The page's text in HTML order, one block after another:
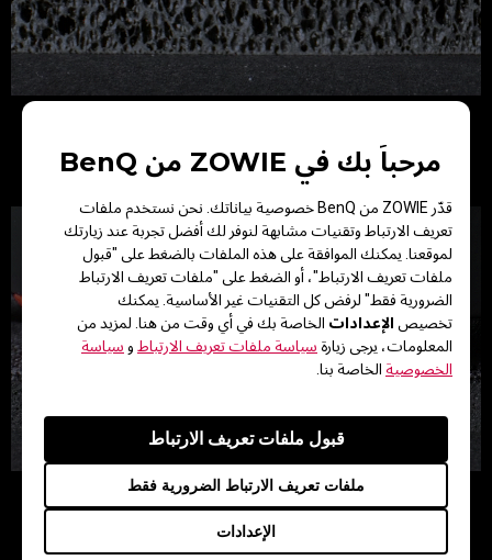
مرحباً بك في ZOWIE من BenQ
قدّر ZOWIE من BenQ خصوصية بياناتك. نحن نستخدم ملفات
تعريف الارتباط وتقنيات مشابهة لنوفر لك أفضل تجربة عند زيارتك
لموقعنا. يمكنك الموافقة على هذه الملفات بالضغط على "قبول
ملفات تعريف الارتباط"، أو الضغط على "ملفات تعريف الارتباط
الضرورية فقط" لرفض كل التقنيات غير الأساسية. يمكنك
تخصيص الإعدادات الخاصة بك في أي وقت من هنا. لمزيد من
المعلومات، يرجى زيارة سياسة ملفات تعريف الارتباط و سياسة
الخصوصية الخاصة بنا.
الإعدادات
ملفات تعريف الارتباط الضرورية فقط
قبول ملفات تعريف الارتباط
قاعدة صلبة أكثر من اللازم لا توفر أي مقاومة أثناء حركة الفأرة.
زوي